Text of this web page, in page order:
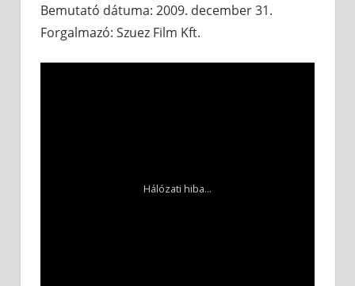
Bemutató dátuma: 2009. december 31.
Forgalmazó: Szuez Film Kft.